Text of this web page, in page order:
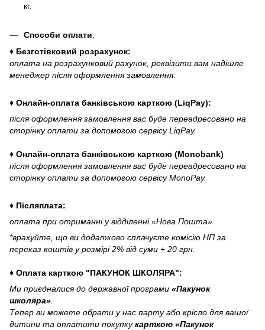
кг.
Способи оплати:
♦ Безготівковий розрахунок:
оплата на розрахунковий рахунок, реквізити вам надішле
менеджер після оформлення замовлення.
♦ Онлайн-оплата банківською карткою (LiqPay):
після оформлення замовлення вас буде переадресовано на
сторінку оплати за допомогою сервісу LiqPay.
♦ Онлайн-оплата банківською карткою (Monobank)
після оформлення замовлення вас буде переадресовано на
сторінку оплати за допомогою сервісу MonoPay.
♦ Післяплата:
оплата при отриманні у відділенні «Нова Пошта».
*врахуйте, що ви додатково сплачуєте комісію НП за
переказ коштів у розмірі 2% від суми + 20 грн.
♦ Оплата карткою "ПАКУНОК ШКОЛЯРА":
Ми приєдналися до державної програми «Пакунок
школяра»
Тепер ви можете обрати у нас парту або крісло для вашої
дитини та оплатити покупкукарткою «Пакунок